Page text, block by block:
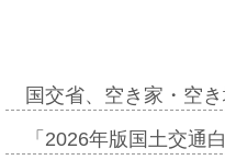
国交省、空き家・空
「2026年版国土交